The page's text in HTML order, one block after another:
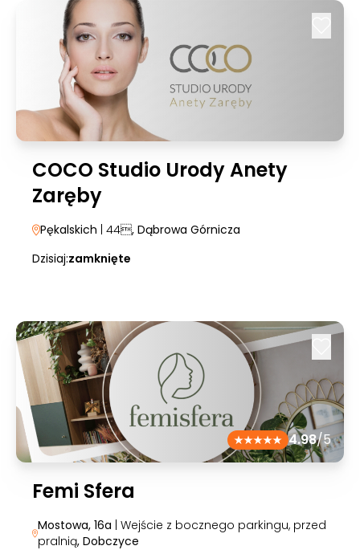
COCO Studio Urody Anety
Zaręby
Pękalskich | 44, Dąbrowa Górnicza
Dzisiaj:zamknięte
4.98/5
Femi Sfera
Mostowa, 16a | Wejście z bocznego parkingu, przed
pralnią, Dobczyce